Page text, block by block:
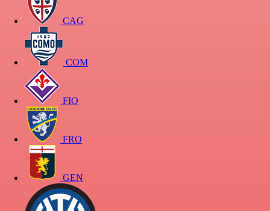
CAG
COM
FIO
FRO
GEN